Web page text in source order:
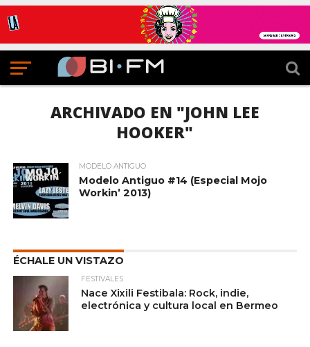
ARCHIVADO EN "JOHN LEE
HOOKER"
MODELO ANTIGUO
Modelo Antiguo #14 (Especial Mojo
Workin’ 2013)
ÉCHALE UN VISTAZO
FESTIVALES
Nace Xixili Festibala: Rock, indie,
electrónica y cultura local en Bermeo